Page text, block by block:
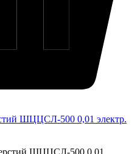
ШЦЦСЛ-500 0,01 электр.